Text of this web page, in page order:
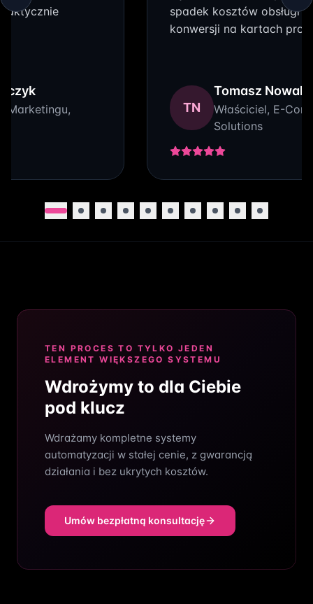
faktycznie
Marketingu,
spadek kosztów obsługi
konwersji na kartach
TN
Tomasz Nowak
Właściciel, E-
Solutions
TEN PROCES TO TYLKO JEDEN
ELEMENT WIĘKSZEGO SYSTEMU
Wdrożymy to dla Ciebie
pod klucz
Wdrażamy kompletne systemy
automatyzacji w stałej cenie, z gwarancją
działania i bez ukrytych kosztów.
Umów bezpłatną konsultację